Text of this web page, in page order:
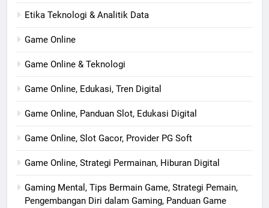
Etika Teknologi & Analitik Data
Game Online
Game Online & Teknologi
Game Online, Edukasi, Tren Digital
Game Online, Panduan Slot, Edukasi Digital
Game Online, Slot Gacor, Provider PG Soft
Game Online, Strategi Permainan, Hiburan Digital
Gaming Mental, Tips Bermain Game, Strategi Pemain,
Pengembangan Diri dalam Gaming, Panduan Game